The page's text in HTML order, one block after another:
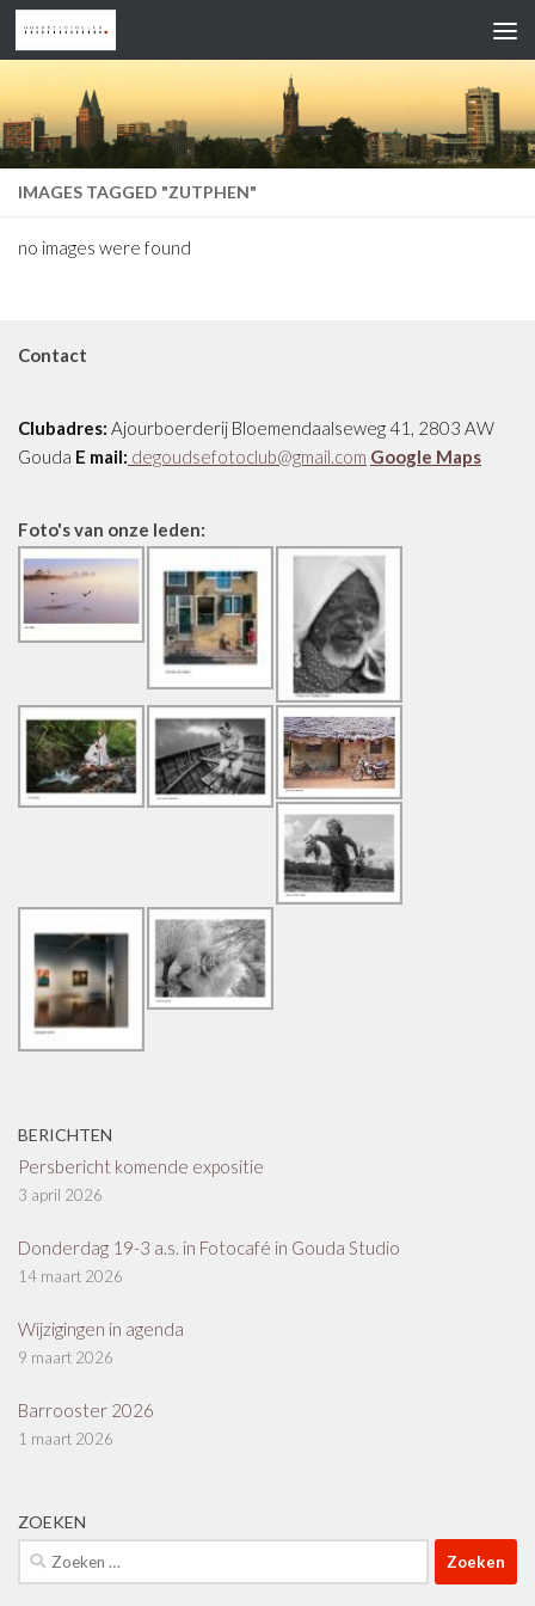
Doorgaan naar inhoud
IMAGES TAGGED "ZUTPHEN"
no images were found
Contact
Clubadres: Ajourboerderij Bloemendaalseweg 41, 2803 AW
Gouda E mail: degoudsefotoclub@gmail.com Google Maps
Foto's van onze leden:
BERICHTEN
Persbericht komende expositie
3 april 2026
Donderdag 19-3 a.s. in Fotocafé in Gouda Studio
14 maart 2026
Wijzigingen in agenda
9 maart 2026
Barrooster 2026
1 maart 2026
ZOEKEN
Zoeken
naar: